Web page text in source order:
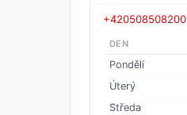
+420508508200
DEN
Pondělí
Úterý
Středa